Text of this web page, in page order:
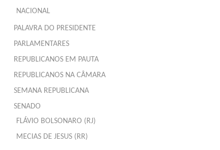
NACIONAL
PALAVRA DO PRESIDENTE
PARLAMENTARES
REPUBLICANOS EM PAUTA
REPUBLICANOS NA CÂMARA
SEMANA REPUBLICANA
SENADO
FLÁVIO BOLSONARO (RJ)
MECIAS DE JESUS (RR)